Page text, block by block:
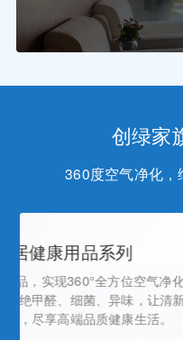
创绿家
360度空气净化
打破常规净化家电单一
味、净化为一体的环境
全屋空气净化，除醛除